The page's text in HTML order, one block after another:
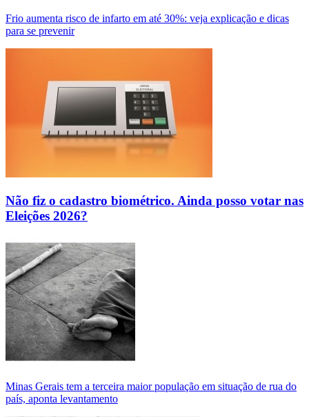
Frio aumenta risco de infarto em até 30%: veja explicação e dicas
para se prevenir
Não fiz o cadastro biométrico. Ainda posso votar nas
Eleições 2026?
Minas Gerais tem a terceira maior população em situação de rua do
país, aponta levantamento